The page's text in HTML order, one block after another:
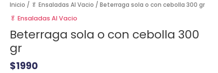
Inicio / 🥬 Ensaladas Al Vacio / Beterraga sola o con cebolla 300 gr
🥬 Ensaladas Al Vacio
Beterraga sola o con cebolla 300
gr
$1990